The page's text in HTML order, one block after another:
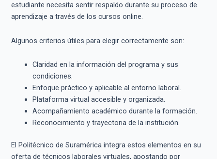
estudiante necesita sentir respaldo durante su proceso de
aprendizaje a través de los cursos online.
Algunos criterios útiles para elegir correctamente son:
Claridad en la información del programa y sus
condiciones.
Enfoque práctico y aplicable al entorno laboral.
Plataforma virtual accesible y organizada.
Acompañamiento académico durante la formación.
Reconocimiento y trayectoria de la institución.
El Politécnico de Suramérica integra estos elementos en su
oferta de técnicos laborales virtuales, apostando por